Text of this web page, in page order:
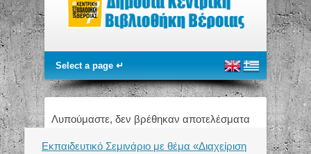
Λυπούμαστε, δεν βρέθηκαν αποτελέσματα
Εκπαιδευτικό Σεμινάριο με θέμα «Διαχείριση